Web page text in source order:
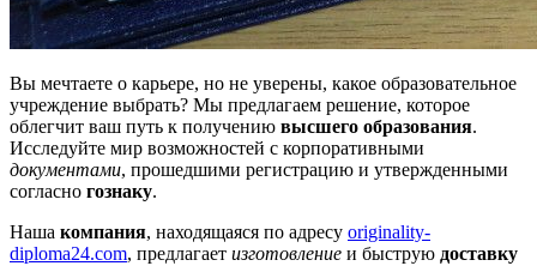
Вы мечтаете о карьере, но не уверены, какое образовательное
учреждение выбрать? Мы предлагаем решение, которое
облегчит ваш путь к получению высшего образования.
Исследуйте мир возможностей с корпоративными
документами, прошедшими регистрацию и утвержденными
согласно гознаку.
Наша компания, находящаяся по адресу originality-
diploma24.com, предлагает изготовление и быструю доставку